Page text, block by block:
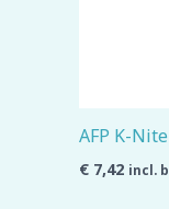
AFP K-
€ 7,42 incl.